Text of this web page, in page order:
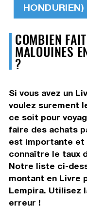
HONDURIEN)
COMBIEN
MALOUINES
?
Si vous avez un
voulez surement
ce soit pour
faire des achats
est importante et
connaître le taux
Notre liste ci-
montant en Livre
Lempira. Utilisez
erreur !